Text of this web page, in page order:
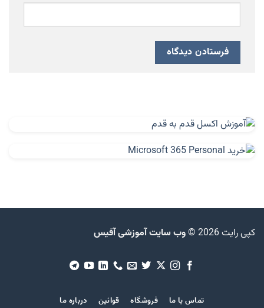
کپی رایت 2026 © وب سایت آموزشی آفیس
تماس با ما فروشگاه قوانین درباره ما